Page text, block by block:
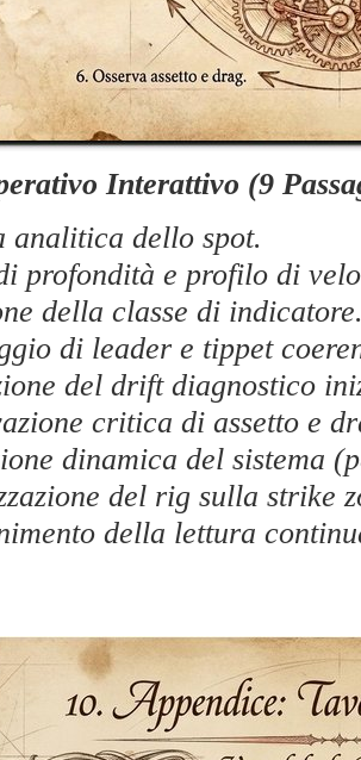
Interattivo (9
analitica dello spot.
profondità e profilo di
della classe di
di leader e tippet
del drift diagnostico
critica di assetto e
dinamica del sistema
del rig sulla strike
della lettura